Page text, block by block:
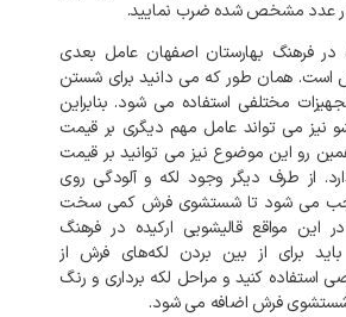
در فرهنگ بهارستان اصفهان عامل بعدی
همان طور که می دانید برای شستن
مختلفی استفاده می شود. بنابراین
نیز می تواند عامل مهم دیگری بر قیمت
رو این موضوع نیز می توانید بر قیمت
از طرف دیگر وجود لکه و آلودگی روی
می شود تا شستشوی فرش کمی سخت
این مواقع قالیشویی ارکیده در فرهنگ
برای از بین بردن لکه‌های فرش از
کنید و مراحل لکه برداری و رنگ
شستشوی فرش اضافه می شود.